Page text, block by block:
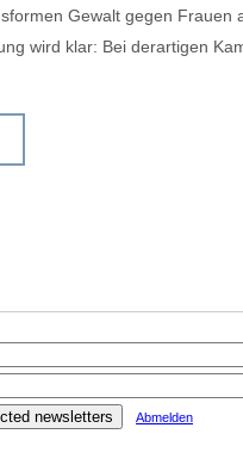
Gewalt gegen Frauen
wird klar: Bei derartigen